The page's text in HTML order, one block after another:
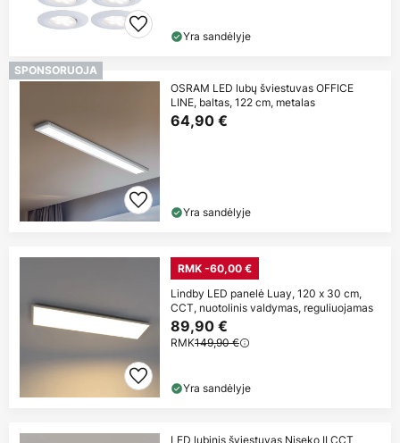
Yra sandėlyje
SPONSORUOJA
OSRAM LED lubų šviestuvas OFFICE
LINE, baltas, 122 cm, metalas
64,90 €
Yra sandėlyje
RMK -60,00 €
Lindby LED panelė Luay, 120 x 30 cm,
CCT, nuotolinis valdymas, reguliuojamas
89,90 €
RMK149,90 €
Yra sandėlyje
LED lubinis šviestuvas Niseko II CCT